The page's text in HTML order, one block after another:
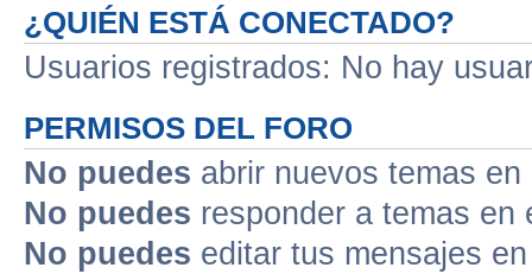
¿QUIÉN ESTÁ CONECTADO?
Usuarios registrados: No hay
PERMISOS DEL FORO
No puedes abrir nuevos temas
No puedes responder a temas en
No puedes editar tus mensajes